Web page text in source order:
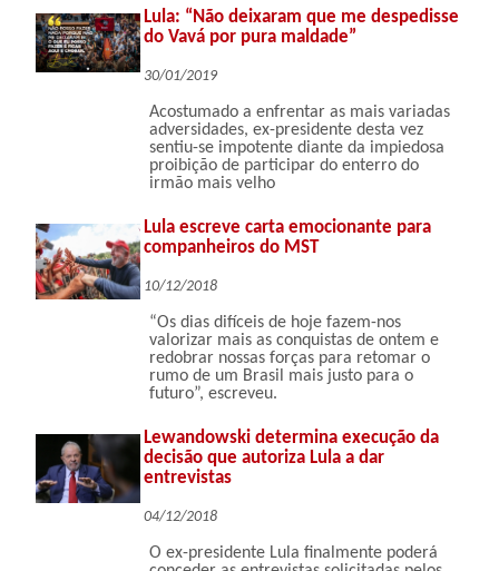
Lula: “Não deixaram que me despedisse
do Vavá por pura maldade”
30/01/2019
Acostumado a enfrentar as mais variadas
adversidades, ex-presidente desta vez
sentiu-se impotente diante da impiedosa
proibição de participar do enterro do
irmão mais velho
Lula escreve carta emocionante para
companheiros do MST
10/12/2018
“Os dias difíceis de hoje fazem-nos
valorizar mais as conquistas de ontem e
redobrar nossas forças para retomar o
rumo de um Brasil mais justo para o
futuro”, escreveu.
Lewandowski determina execução da
decisão que autoriza Lula a dar
entrevistas
04/12/2018
O ex-presidente Lula finalmente poderá